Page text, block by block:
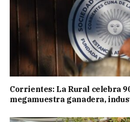
Corrientes: La Rural celebra
megamuestra ganadera,